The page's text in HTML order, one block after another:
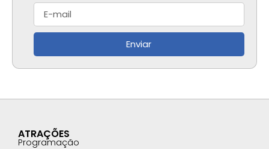
Enviar
ATRAÇÕES
Programação